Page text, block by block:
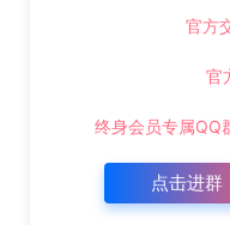
官方
官
终身会员专属QQ
点击进群